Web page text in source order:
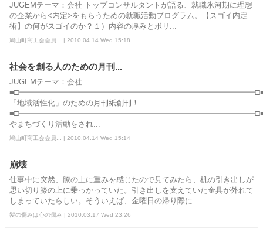
JUGEMテーマ：会社 トップコンサルタントが語る、就職氷河期に理想
の企業から<内定>をもらうための就職活動プログラム。【スゴイ内定
術】の何がスゴイのか？１）内容の厚みとボリ...
鳩山町商工会会員... | 2010.04.14 Wed 15:18
社会を創る人のための月刊...
JUGEMテーマ：会社
「地域活性化」のための月刊紙創刊！
■□━━━━━━━━━━━━━━━━━━━━━━━━━━━━━━━□■ 地
やまちづくり活動をされ...
鳩山町商工会会員... | 2010.04.14 Wed 15:14
崩壊
仕事中に突然、膝の上に重みを感じたので見てみたら、机の引き出しが
思い切り膝の上に乗っかっていた。引き出しを支えていた金具が外れて
しまっていたらしい。そういえば、金曜日の帰り際に...
髪の傷みは心の傷み | 2010.03.17 Wed 23:26